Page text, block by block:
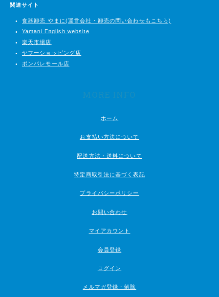
関連サイト
食器卸売 やまに(運営会社・卸売の問い合わせもこちら)
Yamani English website
楽天市場店
ヤフーショッピング店
ポンパレモール店
MORE INFO
ホーム
お支払い方法について
配送方法・送料について
特定商取引法に基づく表記
プライバシーポリシー
お問い合わせ
マイアカウント
会員登録
ログイン
メルマガ登録・解除